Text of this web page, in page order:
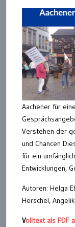
Aachener für
Verstehen der
und Chancen
für ein
Entwicklungen,
Autoren: Helga
Herschel,
Volltext als PDF